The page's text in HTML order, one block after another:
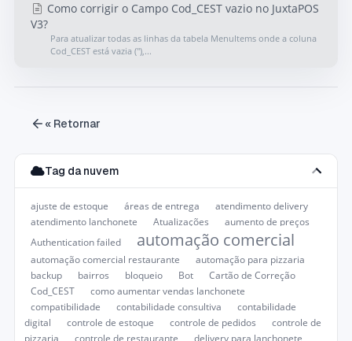
Como corrigir o Campo Cod_CEST vazio no JuxtaPOS
V3?
Para atualizar todas as linhas da tabela MenuItems onde a coluna
Cod_CEST está vazia (''),...
« Retornar
Tag da nuvem
ajuste de estoque áreas de entrega
atendimento delivery
atendimento lanchonete
Atualizações
aumento de preços
Authentication failed
automação comercial
automação comercial restaurante
automação para pizzaria
backup
bairros bloqueio Bot
Cartão de Correção
Cod_CEST
como aumentar vendas lanchonete
compatibilidade
contabilidade consultiva
contabilidade
digital
controle de estoque controle de pedidos
controle de